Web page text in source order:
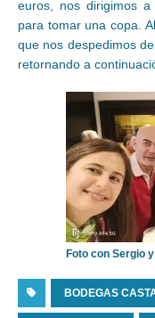
euros, nos dirigimos
para tomar una copa.
que nos despedimos
retornando a
Foto con Sergio
BODEGAS